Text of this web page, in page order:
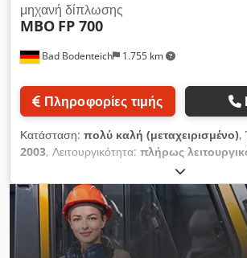
Bad Bodenteich 1.755 km
μηχανή δίπλωσης
MBO FP 700
Πληροφορίες τιμής
Κατάσταση: πολύ καλή (μεταχειρισμένο),
2003, Λειτουργικότητα: πλήρως
, Εξοπλισμός:
παλετών Dcjdpfxezhh Tfe Aafok MBO MC
αυτόνομο σύστημα ελέγχου Έλεγχος
πίεσης-κενού